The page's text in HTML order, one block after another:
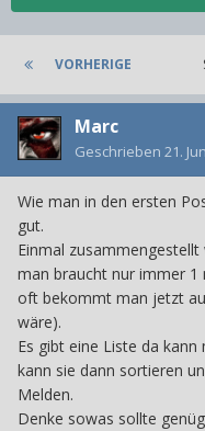
VORHERIGE
Marc
Geschrieben 21.
Wie man in den ersten
gut.
Einmal
man braucht nur immer 1
oft bekommt man jetzt
wäre).
Es gibt eine Liste da
kann sie dann sortieren
Melden.
Denke sowas sollte